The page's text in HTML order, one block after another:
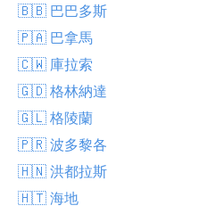
🇧🇧 巴巴多斯
🇵🇦 巴拿馬
🇨🇼 庫拉索
🇬🇩 格林納達
🇬🇱 格陵蘭
🇵🇷 波多黎各
🇭🇳 洪都拉斯
🇭🇹 海地